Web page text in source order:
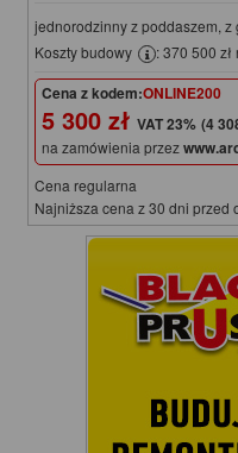
jednorodzinny z poddaszem,
Koszty budowy
: 370 500 zł
Cena z kodem:ONLINE200
5 300 zł (4
na zamówienia przez
Cena regularna
Najniższa cena z 30 dni przed